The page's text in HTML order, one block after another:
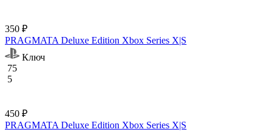
350 ₽
PRAGMATA Deluxe Edition Xbox Series X|S
Ключ
75
5
450 ₽
PRAGMATA Deluxe Edition Xbox Series X|S